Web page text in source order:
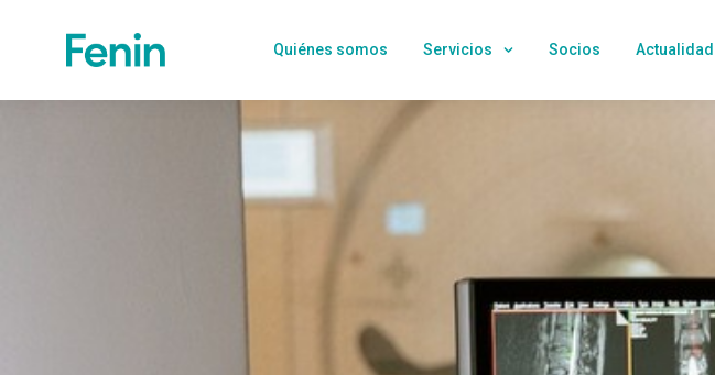
Quiénes somos Servicios Socios Actualidad